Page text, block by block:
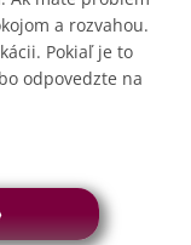
a rozvahou.
Pokiaľ je to
odpovedzte na